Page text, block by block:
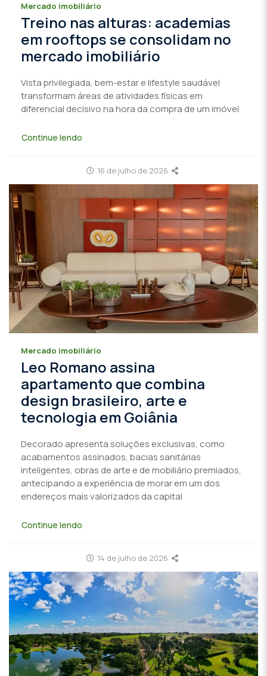
Mercado imobiliário
Treino nas alturas: academias
em rooftops se consolidam no
mercado imobiliário
Vista privilegiada, bem-estar e lifestyle saudável
transformam áreas de atividades físicas em
diferencial decisivo na hora da compra de um imóvel
Continue lendo
16 de julho de 2026
Mercado imobiliário
Leo Romano assina
apartamento que combina
design brasileiro, arte e
tecnologia em Goiânia
Decorado apresenta soluções exclusivas, como
acabamentos assinados, bacias sanitárias
inteligentes, obras de arte e de mobiliário premiados,
antecipando a experiência de morar em um dos
endereços mais valorizados da capital
Continue lendo
14 de julho de 2026